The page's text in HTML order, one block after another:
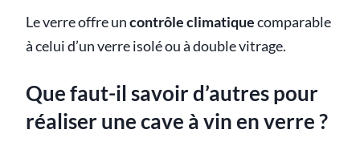
Le verre offre uncontrôle climatiquecomparable
à celui d’un verre isolé ou à double vitrage.
Que faut-il savoir d’autres pour
réaliser une cave à vin en verre ?